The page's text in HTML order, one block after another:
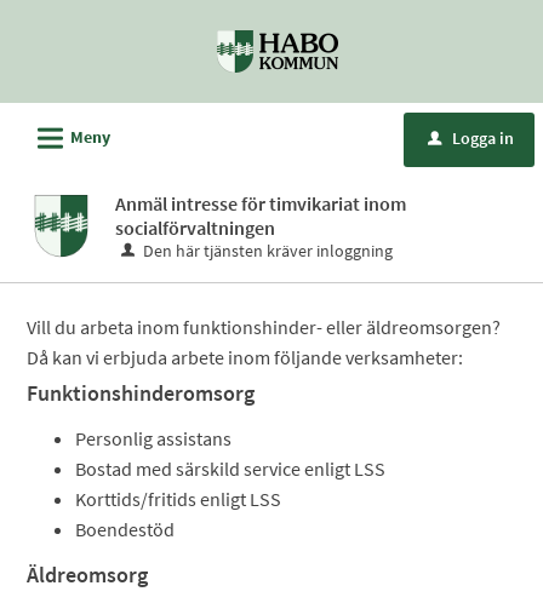
kommun
L Meny u Logga in
Anmäl intresse för timvikariat inom
socialförvaltningen
Den här tjänsten kräver inloggning
Vill du arbeta inom funktionshinder- eller äldreomsorgen?
Då kan vi erbjuda arbete inom följande verksamheter:
Funktionshinderomsorg
Personlig assistans
Bostad med särskild service enligt LSS
Korttids/fritids enligt LSS
Boendestöd
Äldreomsorg